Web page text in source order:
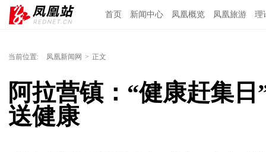
首页 新闻中心 凤凰概览 凤凰旅游 理
当前位置: 凤凰新闻网 > 正文
阿拉营镇：“健康赶集
送健康